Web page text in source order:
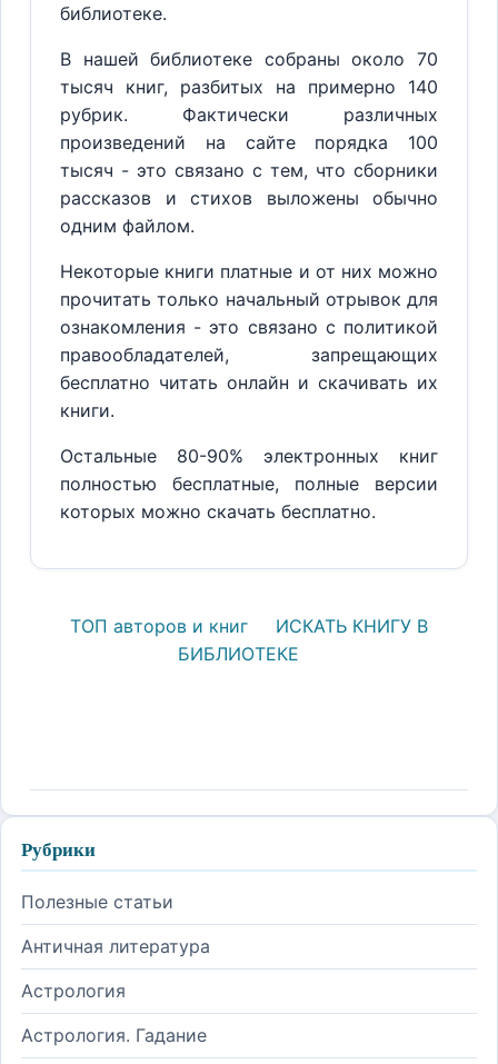
библиотеке.
В нашей библиотеке собраны около 70
тысяч книг, разбитых на примерно 140
рубрик. Фактически различных
произведений на сайте порядка 100
тысяч - это связано с тем, что сборники
рассказов и стихов выложены обычно
одним файлом.
Некоторые книги платные и от них можно
прочитать только начальный отрывок для
ознакомления - это связано с политикой
правообладателей, запрещающих
бесплатно читать онлайн и скачивать их
книги.
Остальные 80-90% электронных книг
полностью бесплатные, полные версии
которых можно скачать бесплатно.
ТОП авторов и книг
ИСКАТЬ КНИГУ В
БИБЛИОТЕКЕ
Рубрики
Полезные статьи
Античная литература
Астрология
Астрология. Гадание